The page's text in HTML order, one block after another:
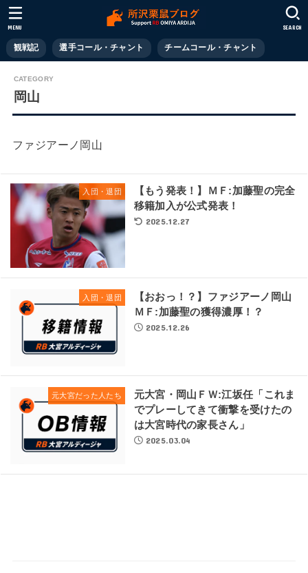
観戦記 選手コール・チャント チームコール・チャント
SEARCH
MENU
岡山
ファジアーノ岡山
入団・退団
【もう発表！】ＭＦ:加藤聖の完全
移籍加入が公式発表！
2025.12.27
入団・退団
【おおっ！？】ファジアーノ岡山
ＭＦ:加藤聖の獲得濃厚！？
2025.12.26
元大宮だった人たち
元大宮・岡山ＦＷ:江坂任「これま
でプレーしてきて衝撃を受けたの
は大宮時代の家長さん」
2025.03.04